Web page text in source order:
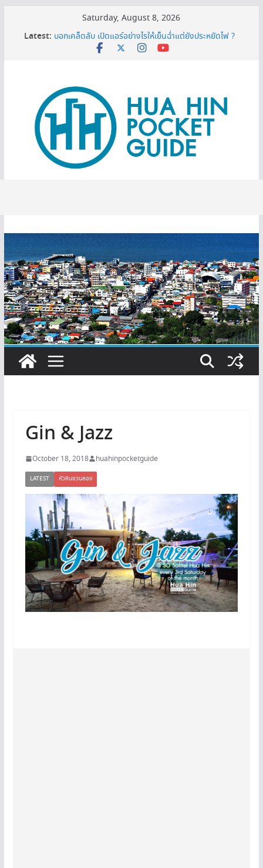
content
Saturday, August 8, 2026
Latest: บอกเคล็ดลับ เปิดแอร์อย่างไรให้เย็นฉ่ำแต่ยังประหยัดไฟ ?
MINI BALLOON FESTIVAL 2026
Gin & Jazz
October 18, 2018 huahinpocketguide
LATEST หัวหินชวนลอง